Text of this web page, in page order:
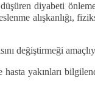
diyabeti
alışkanlığı,
değiştirmeği
yakınları